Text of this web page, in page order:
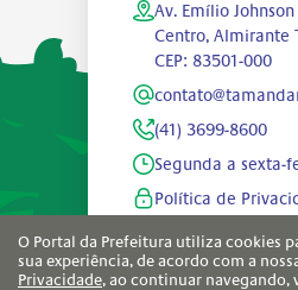
Av. Emílio
Centro, Almirante
CEP: 83501-000
(41) 3699-8600
Segunda a sexta-
Política de
O Portal da Prefeitura utiliza cookies
sua experiência, de acordo com a
Privacidade, ao continuar navegando,